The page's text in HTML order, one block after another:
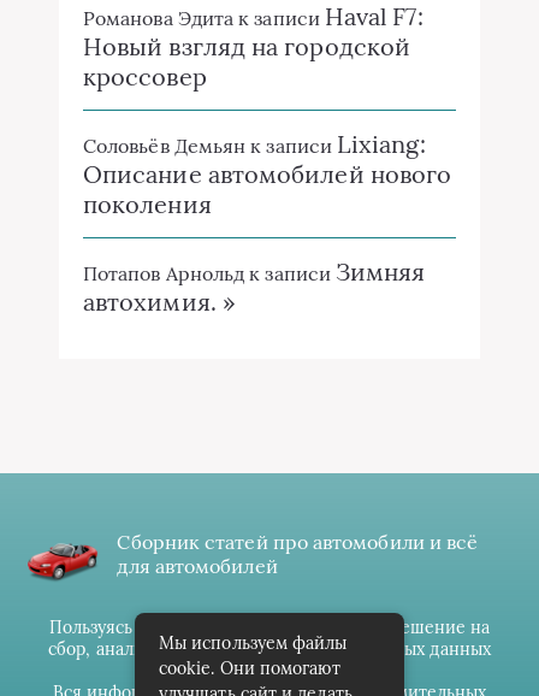
Романова Эдита к записи Haval F7:
Новый взгляд на городской
кроссовер
Соловьёв Демьян к записи Lixiang:
Описание автомобилей нового
поколения
Потапов Арнольд к записи Зимняя
автохимия. »
Сборник статей про автомобили и всё
для автомобилей
Пользуясь данным ресурсом вы даёте разрешение на
сбор, анализ и хранение своих персональных данных
согласноПравилам
Мы используем файлы
cookie. Они помогают